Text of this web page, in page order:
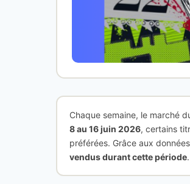
Chaque semaine, le marché
8 au 16 juin 2026, certains
préférées. Grâce aux
vendus durant cette période.